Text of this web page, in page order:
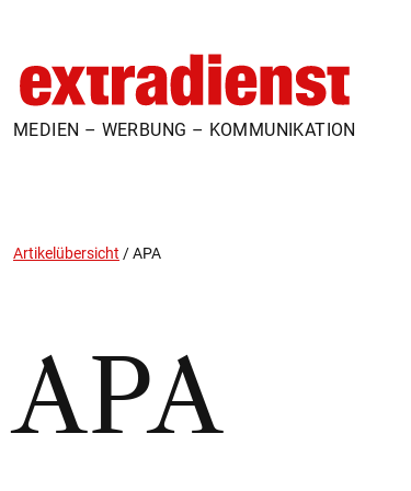
MEDIEN – WERBUNG – KOMMUNIKATION
Artikelübersicht /APA
APA